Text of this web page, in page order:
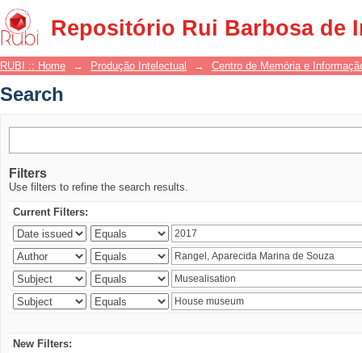
Repositório Rui Barbosa de
Search
RUBI :: Home → Produção Intelectual → Centro de Memória e
Search
Filters
Use filters to refine the search results.
Current Filters:
New Filters: